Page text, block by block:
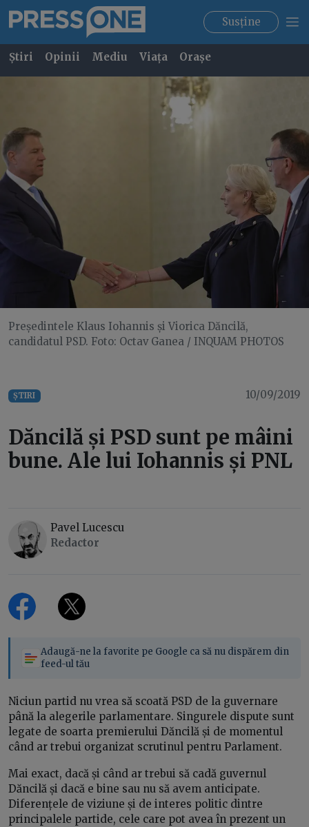
Susține
Știri Opinii Mediu Viața Orașe
Președintele Klaus Iohannis și Viorica Dăncilă,
candidatul PSD. Foto: Octav Ganea / INQUAM PHOTOS
ȘTIRI 10/09/2019
Dăncilă și PSD sunt pe mâini
bune. Ale lui Iohannis și PNL
Pavel Lucescu
Redactor
Adaugă-ne la favorite pe Google ca să nu dispărem din
feed-ul tău
Niciun partid nu vrea să scoată PSD de la guvernare
până la alegerile parlamentare. Singurele dispute sunt
legate de soarta premierului Dăncilă și de momentul
când ar trebui organizat scrutinul pentru Parlament.
Mai exact, dacă și când ar trebui să cadă guvernul
Dăncilă și dacă e bine sau nu să avem anticipate.
Diferențele de viziune și de interes politic dintre
principalele partide, cele care pot avea în prezent un